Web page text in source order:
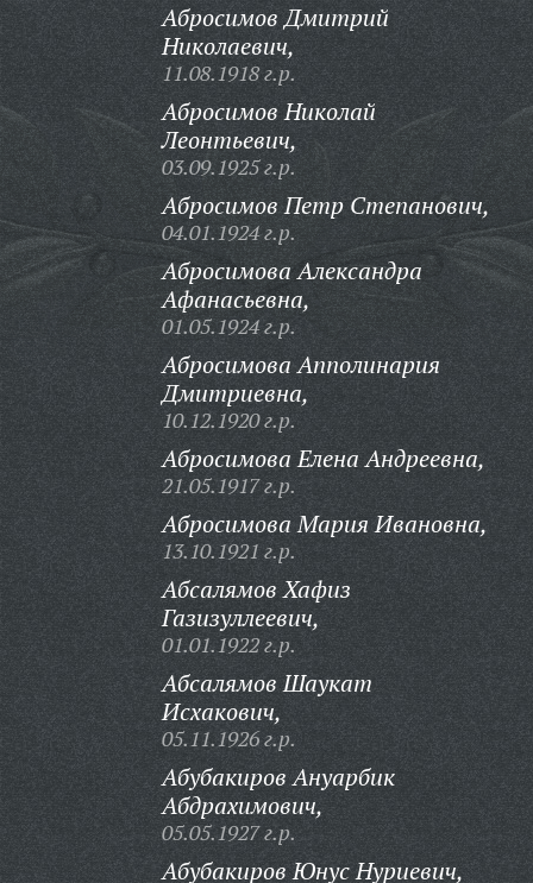
Абросимов Дмитрий
Николаевич,
11.08.1918 г.р.
Абросимов Николай
Леонтьевич,
03.09.1925 г.р.
Абросимов Петр Степанович,
04.01.1924 г.р.
Абросимова Александра
Афанасьевна,
01.05.1924 г.р.
Абросимова Апполинария
Дмитриевна,
10.12.1920 г.р.
Абросимова Елена Андреевна,
21.05.1917 г.р.
Абросимова Мария Ивановна,
13.10.1921 г.р.
Абсалямов Хафиз
Газизуллеевич,
01.01.1922 г.р.
Абсалямов Шаукат
Исхакович,
05.11.1926 г.р.
Абубакиров Ануарбик
Абдрахимович,
05.05.1927 г.р.
Абубакиров Юнус Нуриевич,